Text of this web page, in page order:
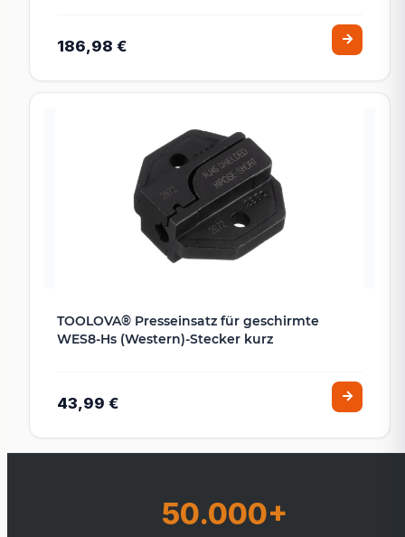
186,98 €
TOOLOVA® Presseinsatz für geschirmte
WES8-Hs (Western)-Stecker kurz
43,99 €
50.000+